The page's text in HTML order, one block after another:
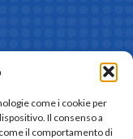
come i cookie per
Il consenso a
il comportamento di